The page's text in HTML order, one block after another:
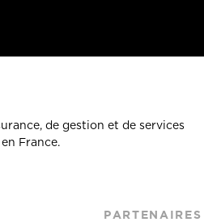
de gestion et de services
France.